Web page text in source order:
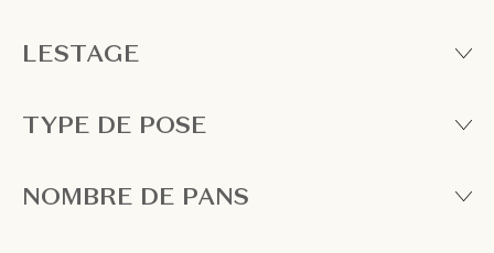
LESTAGE
TYPE DE POSE
NOMBRE DE PANS